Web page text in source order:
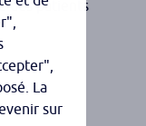
des patients
La
sur